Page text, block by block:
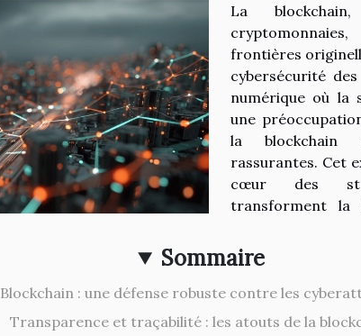
Sommaire
Blockchain : une défense robuste contre les
Transparence et traçabilité : les atouts de la
La
frontières
cybersécurité
numérique où la
une
la blockchain
rassurantes. Cet
cœur des
transforment la